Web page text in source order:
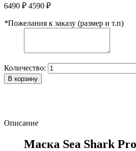
6490 ₽ 4590 ₽
*Пожелания к заказу (размер и т.п)
Количество:
В корзину
Описание
Маска Sea Shark Pro